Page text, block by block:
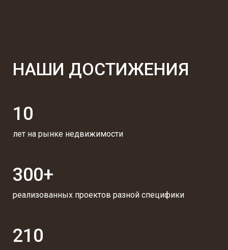
НАШИ ДОСТИЖЕНИЯ
10
лет на рынке недвижимости
300+
реализованных проектов разной специфики
210